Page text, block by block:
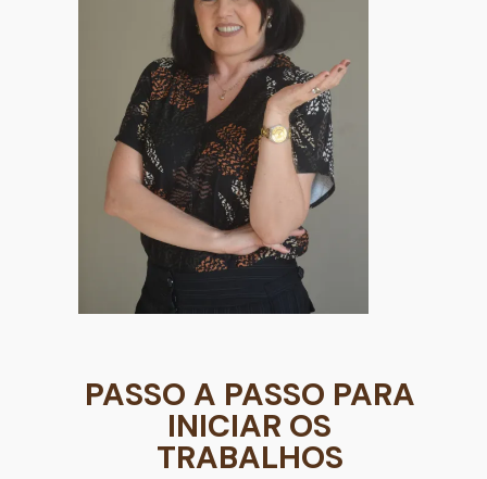
PASSO A PASSO PARA
INICIAR OS
TRABALHOS